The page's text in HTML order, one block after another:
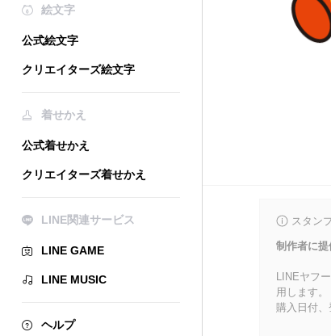
絵文字
公式絵文字
クリエイターズ絵文字
着せかえ
公式着せかえ
クリエイターズ着せかえ
LINE関連サービス
LINE GAME
LINE MUSIC
ヘルプ
スタン
制作者に
LINEヤフ
用します。
購入日付